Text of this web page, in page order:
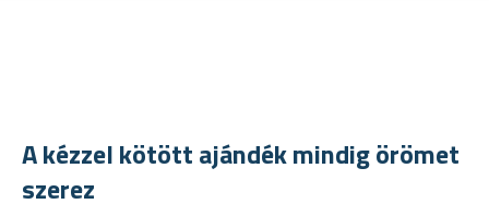
A kézzel kötött ajándék mindig örömet
szerez